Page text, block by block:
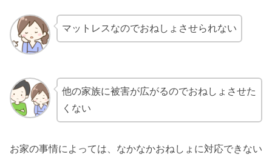
マットレスなのでおねしょさせられない
他の家族に被害が広がるのでおねしょさせた
くない
お家の事情によっては、なかなかおねしょに対応できない